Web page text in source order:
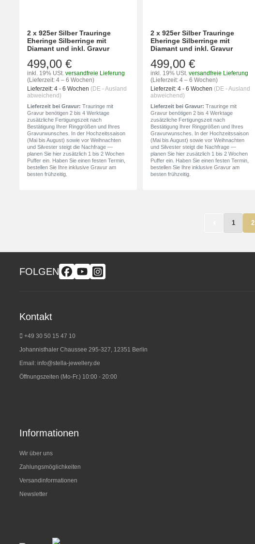
2 x 925er Silber Trauringe
Eheringe Silberringe mit
Diamant und inkl. Gravur
499,00 €
inkl. 19% USt. versandfreie Lieferung
(Lieferzeit: 4 – 6 Wochen)
Lieferzeit: 4 - 6 Wochen (DE - Ausland
abweichend)
Lieferzeit bei Gravur: Trauringe mit
Gravur benötigen 2 bis 4 Werktage
zusätzliche Fertigungszeit nach
Bestätigung Ihrer Ringgrößen und Ihres
Gravurwunsches. In der Hochzeitssaison
(Mai bis August) sowie vor Weihnachten
und Silvester steigt die Nachfrage —
planen Sie hier zusätzlich 1 bis 2 Wochen
Puffer ein. Haben Sie einen festen Termin,
bestellen Sie Ihre inklusive Gravur am
besten frühzeitig.
2 x 925er Silber Trauringe
Eheringe Silberringe mit
Diamant und inkl. Gravur
499,00 €
inkl. 19% USt. versandfreie Lieferung
(Lieferzeit: 4 – 6 Wochen)
Lieferzeit: 4 - 6 Wochen (DE - Ausland
abweichend)
Lieferzeit bei Gravur: Trauringe mit
Gravur benötigen 2 bis 4 Werktage
zusätzliche Fertigungszeit nach
Bestätigung Ihrer Ringgrößen und Ihres
Gravurwunsches. In der Hochzeitssaison
(Mai bis August) sowie vor Weihnachten
und Silvester steigt die Nachfrage —
planen Sie hier zusätzlich 1 bis 2 Wochen
Puffer ein. Haben Sie einen festen Termin,
bestellen Sie Ihre inklusive Gravur am
besten frühzeitig.
1 2
FOLGEN
Kontakt
+49 30 50 15 47 10
Johannisthaler Chaussee 295-327, 12351 Berlin
Email: info@stella-jewellery.de
Öffnungszeiten (Mo-Fr.) 10:00 - 20:00
Informationen
Wir über uns
Zahlungsmöglichkeiten
Versandinformationen
Newsletter